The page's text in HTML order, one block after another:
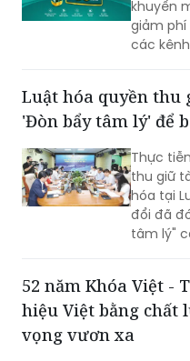
khuyến
giảm
các
Luật hóa quyền thu
'Đòn bẩy tâm lý' để
Thực
thu giữ
hóa tại
đổi đã
tâm lý"
52 năm Khóa Việt -
hiệu Việt bằng chất
vọng vươn xa